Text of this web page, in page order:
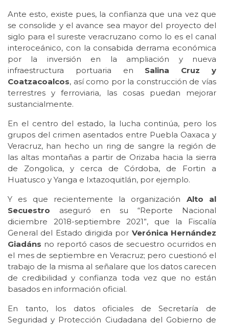
Ante esto, existe pues, la confianza que una vez que
se consolide y el avance sea mayor del proyecto del
siglo para el sureste veracruzano como lo es el canal
interoceánico, con la consabida derrama económica
por la inversión en la ampliación y nueva
infraestructura portuaria en Salina Cruz y
Coatzacoalcos, así como por la construcción de vías
terrestres y ferroviaria, las cosas puedan mejorar
sustancialmente.
En el centro del estado, la lucha continúa, pero los
grupos del crimen asentados entre Puebla Oaxaca y
Veracruz, han hecho un ring de sangre la región de
las altas montañas a partir de Orizaba hacia la sierra
de Zongolica, y cerca de Córdoba, de Fortin a
Huatusco y Yanga e Ixtazoquitlán, por ejemplo.
Y es que recientemente la organización Alto al
Secuestro aseguró en su “Reporte Nacional
diciembre 2018-septiembre 2021”, que la Fiscalía
General del Estado dirigida por Verónica Hernández
Giadáns no reportó casos de secuestro ocurridos en
el mes de septiembre en Veracruz; pero cuestionó el
trabajo de la misma al señalare que los datos carecen
de credibilidad y confianza toda vez que no están
basados en información oficial.
En tanto, los datos oficiales de Secretaría de
Seguridad y Protección Ciudadana del Gobierno de